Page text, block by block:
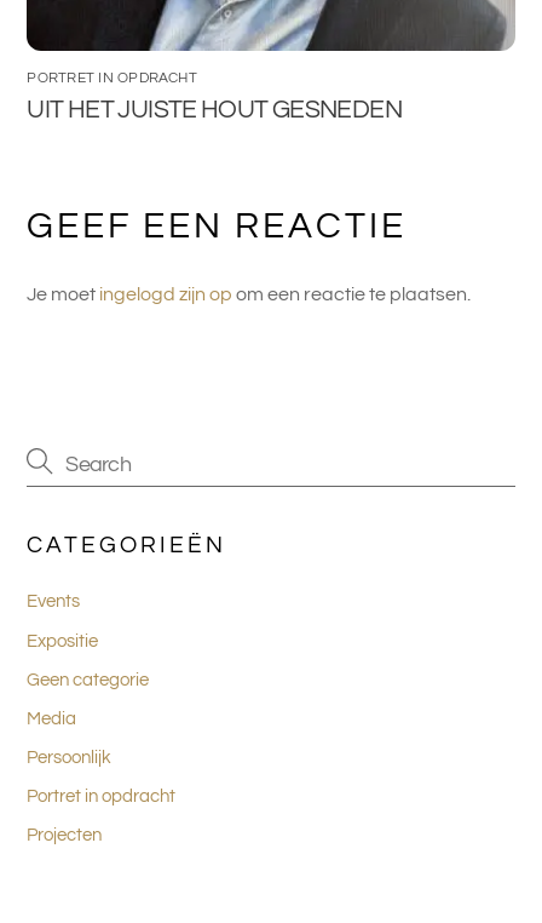
PORTRET IN OPDRACHT
UIT HET JUISTE HOUT GESNEDEN
GEEF EEN REACTIE
Je moet ingelogd zijn op om een reactie te plaatsen.
CATEGORIEËN
Events
Expositie
Geen categorie
Media
Persoonlijk
Portret in opdracht
Projecten